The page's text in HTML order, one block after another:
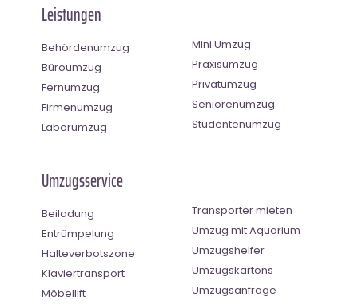
Leistungen
Behördenumzug
Büroumzug
Fernumzug
Firmenumzug
Laborumzug
Mini Umzug
Praxisumzug
Privatumzug
Seniorenumzug
Studentenumzug
Umzugsservice
Beiladung
Entrümpelung
Halteverbotszone
Klaviertransport
Möbellift
Transporter mieten
Umzug mit Aquarium
Umzugshelfer
Umzugskartons
Umzugsanfrage